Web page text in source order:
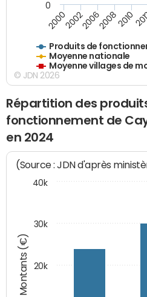
Produits de
Moyenne nationale
Moyenne villages de
20002002200620082010
0
© JDN 2026
Répartition des
fonctionnement de
en 2024
Montants (€)
(Source : JDN d'après
20k
30k
40k